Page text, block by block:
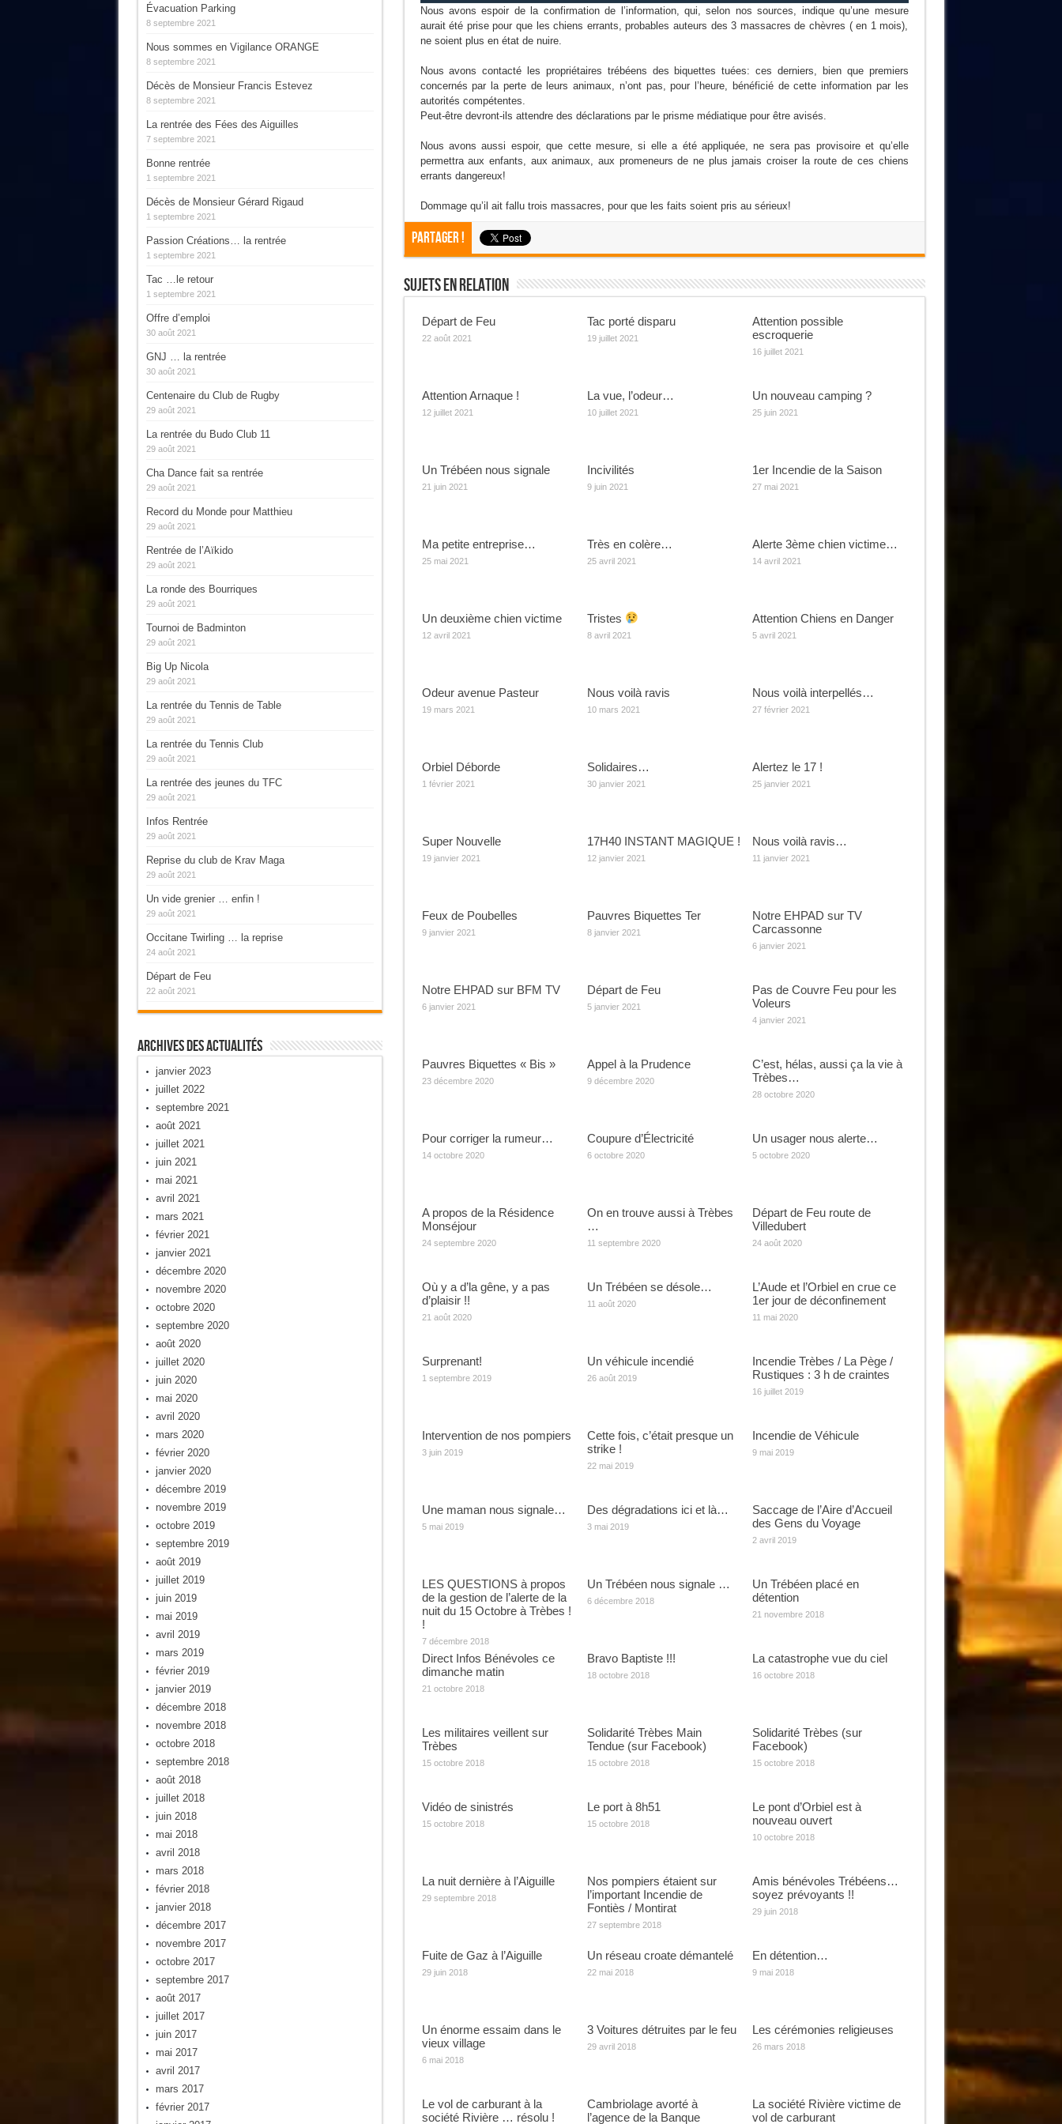
Nous avons espoir de la confirmation de l’information, qui, selon nos sources, indique qu’une mesure
aurait été prise pour que les chiens errants, probables auteurs des 3 massacres de chèvres ( en 1 mois),
ne soient plus en état de nuire.
Nous avons contacté les propriétaires trébéens des biquettes tuées: ces derniers, bien que premiers
concernés par la perte de leurs animaux, n’ont pas, pour l’heure, bénéficié de cette information par les
autorités compétentes.
Peut-être devront-ils attendre des déclarations par le prisme médiatique pour être avisés.
Nous avons aussi espoir, que cette mesure, si elle a été appliquée, ne sera pas provisoire et qu’elle
permettra aux enfants, aux animaux, aux promeneurs de ne plus jamais croiser la route de ces chiens
errants dangereux!
Dommage qu’il ait fallu trois massacres, pour que les faits soient pris au sérieux!
Partager !
Sujets En Relation
Départ de Feu
22 août 2021
Tac porté disparu
19 juillet 2021
Attention possible
escroquerie
16 juillet 2021
Attention Arnaque !
12 juillet 2021
La vue, l’odeur…
10 juillet 2021
Un nouveau camping ?
25 juin 2021
Un Trébéen nous signale
21 juin 2021
Incivilités
9 juin 2021
1er Incendie de la Saison
27 mai 2021
Ma petite entreprise…
25 mai 2021
Très en colère…
25 avril 2021
Alerte 3ème chien victime…
14 avril 2021
Un deuxième chien victime
12 avril 2021
Tristes
8 avril 2021
Attention Chiens en Danger
5 avril 2021
Odeur avenue Pasteur
19 mars 2021
Nous voilà ravis
10 mars 2021
Nous voilà interpellés…
27 février 2021
Orbiel Déborde
1 février 2021
Solidaires…
30 janvier 2021
Alertez le 17 !
25 janvier 2021
Super Nouvelle
19 janvier 2021
17H40 INSTANT MAGIQUE !
12 janvier 2021
Nous voilà ravis…
11 janvier 2021
Feux de Poubelles
9 janvier 2021
Pauvres Biquettes Ter
8 janvier 2021
Notre EHPAD sur TV
Carcassonne
6 janvier 2021
Notre EHPAD sur BFM TV
6 janvier 2021
Départ de Feu
5 janvier 2021
Pas de Couvre Feu pour les
Voleurs
4 janvier 2021
Pauvres Biquettes « Bis »
23 décembre 2020
Appel à la Prudence
9 décembre 2020
C’est, hélas, aussi ça la vie à
Trèbes…
28 octobre 2020
Pour corriger la rumeur…
14 octobre 2020
Coupure d’Électricité
6 octobre 2020
Un usager nous alerte…
5 octobre 2020
A propos de la Résidence
Monséjour
24 septembre 2020
On en trouve aussi à Trèbes
…
11 septembre 2020
Départ de Feu route de
Villedubert
24 août 2020
Où y a d’la gêne, y a pas
d’plaisir !!
21 août 2020
Un Trébéen se désole…
11 août 2020
L’Aude et l’Orbiel en crue ce
1er jour de déconfinement
11 mai 2020
Surprenant!
1 septembre 2019
Un véhicule incendié
26 août 2019
Incendie Trèbes / La Pège /
Rustiques : 3 h de craintes
16 juillet 2019
Intervention de nos pompiers
3 juin 2019
Cette fois, c’était presque un
strike !
22 mai 2019
Incendie de Véhicule
9 mai 2019
Une maman nous signale…
5 mai 2019
Des dégradations ici et là…
3 mai 2019
Saccage de l’Aire d’Accueil
des Gens du Voyage
2 avril 2019
LES QUESTIONS à propos
de la gestion de l’alerte de la
nuit du 15 Octobre à Trèbes !
!
7 décembre 2018
Un Trébéen nous signale …
6 décembre 2018
Un Trébéen placé en
détention
21 novembre 2018
Direct Infos Bénévoles ce
dimanche matin
21 octobre 2018
Bravo Baptiste !!!
18 octobre 2018
La catastrophe vue du ciel
16 octobre 2018
Les militaires veillent sur
Trèbes
15 octobre 2018
Solidarité Trèbes Main
Tendue (sur Facebook)
15 octobre 2018
Solidarité Trèbes (sur
Facebook)
15 octobre 2018
Vidéo de sinistrés
15 octobre 2018
Le port à 8h51
15 octobre 2018
Le pont d’Orbiel est à
nouveau ouvert
10 octobre 2018
La nuit dernière à l’Aiguille
29 septembre 2018
Nos pompiers étaient sur
l’important Incendie de
Fontiès / Montirat
27 septembre 2018
Amis bénévoles Trébéens…
soyez prévoyants !!
29 juin 2018
Fuite de Gaz à l’Aiguille
29 juin 2018
Un réseau croate démantelé
22 mai 2018
En détention…
9 mai 2018
Un énorme essaim dans le
vieux village
6 mai 2018
3 Voitures détruites par le feu
29 avril 2018
Les cérémonies religieuses
26 mars 2018
Le vol de carburant à la
société Rivière … résolu !
Cambriolage avorté à
l’agence de la Banque
La société Rivière victime de
vol de carburant
Évacuation Parking
8 septembre 2021
Nous sommes en Vigilance ORANGE
8 septembre 2021
Décès de Monsieur Francis Estevez
8 septembre 2021
La rentrée des Fées des Aiguilles
7 septembre 2021
Bonne rentrée
1 septembre 2021
Décès de Monsieur Gérard Rigaud
1 septembre 2021
Passion Créations… la rentrée
1 septembre 2021
Tac …le retour
1 septembre 2021
Offre d’emploi
30 août 2021
GNJ … la rentrée
30 août 2021
Centenaire du Club de Rugby
29 août 2021
La rentrée du Budo Club 11
29 août 2021
Cha Dance fait sa rentrée
29 août 2021
Record du Monde pour Matthieu
29 août 2021
Rentrée de l’Aïkido
29 août 2021
La ronde des Bourriques
29 août 2021
Tournoi de Badminton
29 août 2021
Big Up Nicola
29 août 2021
La rentrée du Tennis de Table
29 août 2021
La rentrée du Tennis Club
29 août 2021
La rentrée des jeunes du TFC
29 août 2021
Infos Rentrée
29 août 2021
Reprise du club de Krav Maga
29 août 2021
Un vide grenier … enfin !
29 août 2021
Occitane Twirling … la reprise
24 août 2021
Départ de Feu
22 août 2021
Archives Des Actualités
janvier 2023
juillet 2022
septembre 2021
août 2021
juillet 2021
juin 2021
mai 2021
avril 2021
mars 2021
février 2021
janvier 2021
décembre 2020
novembre 2020
octobre 2020
septembre 2020
août 2020
juillet 2020
juin 2020
mai 2020
avril 2020
mars 2020
février 2020
janvier 2020
décembre 2019
novembre 2019
octobre 2019
septembre 2019
août 2019
juillet 2019
juin 2019
mai 2019
avril 2019
mars 2019
février 2019
janvier 2019
décembre 2018
novembre 2018
octobre 2018
septembre 2018
août 2018
juillet 2018
juin 2018
mai 2018
avril 2018
mars 2018
février 2018
janvier 2018
décembre 2017
novembre 2017
octobre 2017
septembre 2017
août 2017
juillet 2017
juin 2017
mai 2017
avril 2017
mars 2017
février 2017